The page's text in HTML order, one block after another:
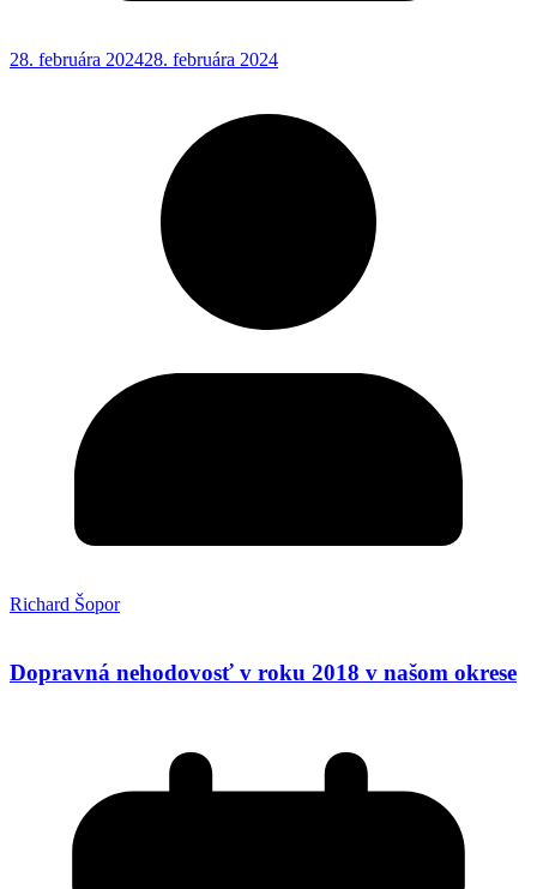
28. februára 202428. februára 2024
Richard Šopor
Dopravná nehodovosť v roku 2018 v našom okrese